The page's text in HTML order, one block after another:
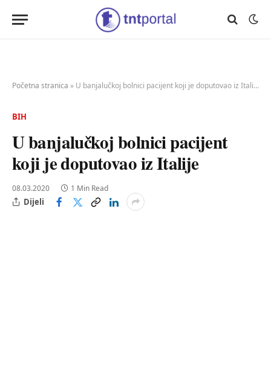
Početna stranica » U banjalučkoj bolnici pacijent koji je doputovao iz Italije
BIH
U banjalučkoj bolnici pacijent
koji je doputovao iz Italije
08.03.2020 1 Min Read
Dijeli